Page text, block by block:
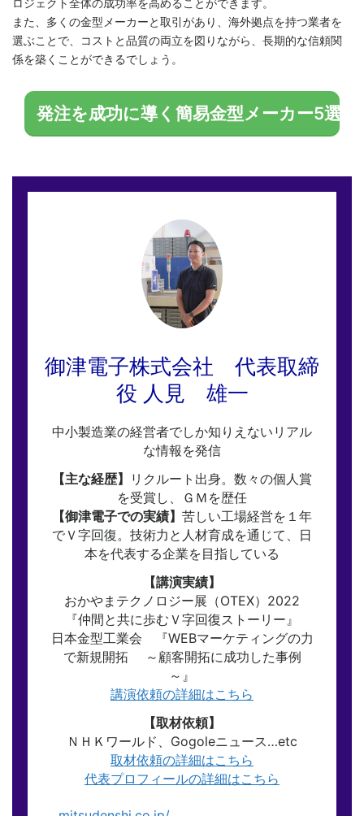
ロジェクト全体の成功率を高めることができます。
また、多くの金型メーカーと取引があり、海外拠点を持つ業者を
選ぶことで、コストと品質の両立を図りながら、長期的な信頼関
係を築くことができるでしょう。
発注を成功に導く簡易金型メーカー5選
御津電子株式会社 代表取締
役 人見 雄一
中小製造業の経営者でしか知りえないリアル
な情報を発信
【主な経歴】
リクルート出身。数々の個人賞
を受賞し、ＧＭを歴任
【御津電子での実績】 苦しい工場経営を１年
でＶ字回復。技術力と人材育成を通じて、日
本を代表する企業を目指している
【講演実績】
おかやまテクノロジー展（OTEX）2022
『仲間と共に歩むＶ字回復ストーリー』
日本金型工業会 『WEBマーケティングの力
で新規開拓 ～顧客開拓に成功した事例
～』
講演依頼の詳細はこちら
【取材依頼】
ＮＨＫワールド、Gogoleニュース…etc
取材依頼の詳細はこちら
代表プロフィールの詳細はこちら